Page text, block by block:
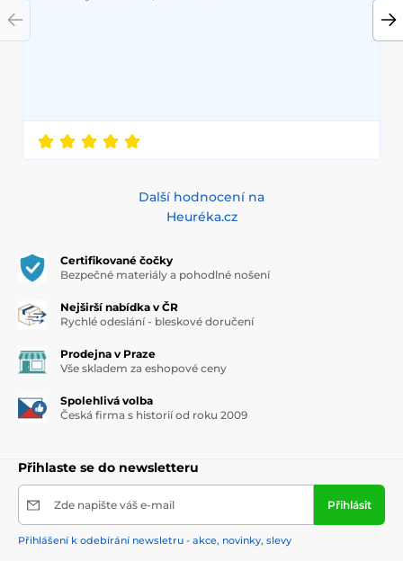
Další hodnocení na
Heuréka.cz
Certifikované čočky
Bezpečné materiály a pohodlné nošení
Nejširší nabídka v ČR
Rychlé odeslání - bleskové doručení
Prodejna v Praze
Vše skladem za eshopové ceny
Spolehlivá volba
Česká firma s historií od roku 2009
Přihlaste se do newsletteru
Zde napište váš e-mail Přihlásit
Přihlášení k odebírání newsletru - akce, novinky, slevy